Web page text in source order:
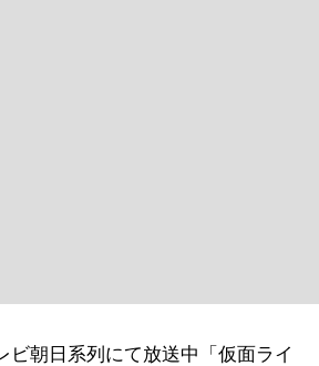
朝日系列にて放送中「仮面ライ